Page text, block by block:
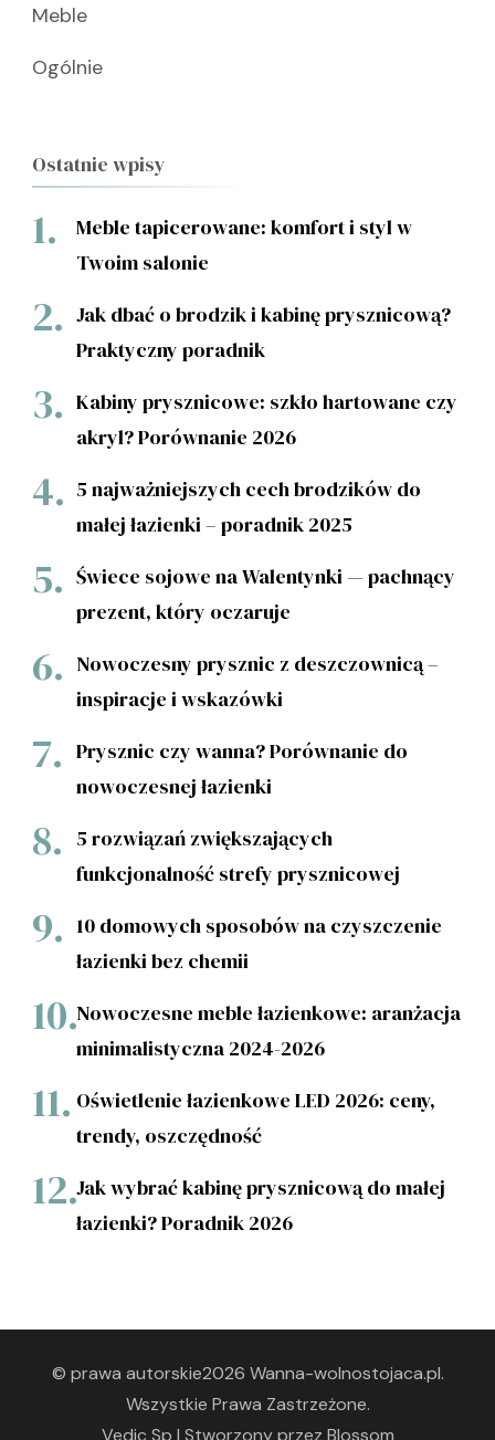
Meble
Ogólnie
Ostatnie wpisy
Meble tapicerowane: komfort i styl w
Twoim salonie
Jak dbać o brodzik i kabinę prysznicową?
Praktyczny poradnik
Kabiny prysznicowe: szkło hartowane czy
akryl? Porównanie 2026
5 najważniejszych cech brodzików do
małej łazienki – poradnik 2025
Świece sojowe na Walentynki — pachnący
prezent, który oczaruje
Nowoczesny prysznic z deszczownicą –
inspiracje i wskazówki
Prysznic czy wanna? Porównanie do
nowoczesnej łazienki
5 rozwiązań zwiększających
funkcjonalność strefy prysznicowej
10 domowych sposobów na czyszczenie
łazienki bez chemii
Nowoczesne meble łazienkowe: aranżacja
minimalistyczna 2024-2026
Oświetlenie łazienkowe LED 2026: ceny,
trendy, oszczędność
Jak wybrać kabinę prysznicową do małej
łazienki? Poradnik 2026
© prawa autorskie2026 Wanna-wolnostojaca.pl.
Wszystkie Prawa Zastrzeżone.
Vedic Sp | Stworzony przez Blossom